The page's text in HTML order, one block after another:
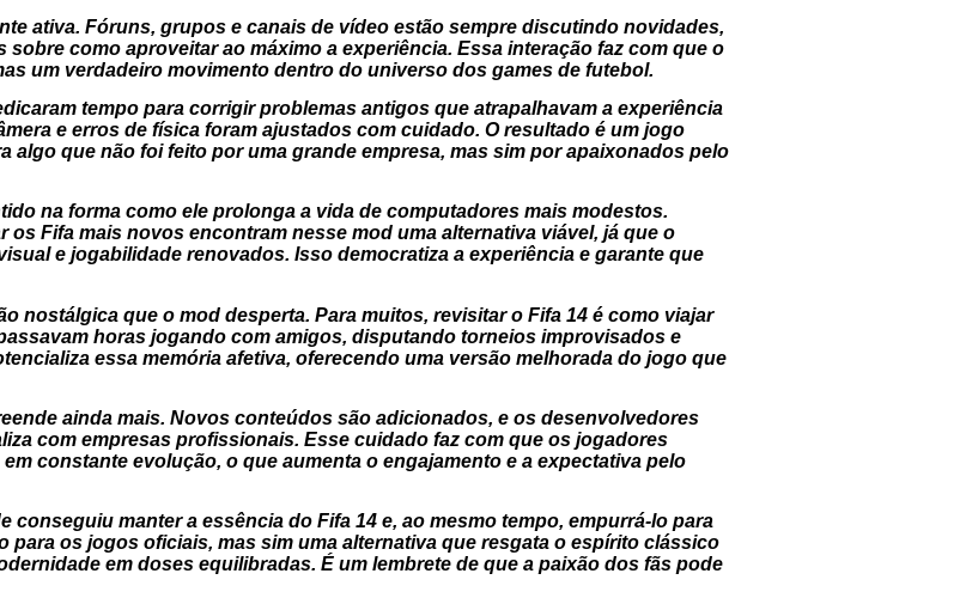
ativa. Fóruns, grupos e canais de vídeo estão sempre discutindo novidades,
como aproveitar ao máximo a experiência. Essa interação faz com que o
um verdadeiro movimento dentro do universo dos games de futebol.
tempo para corrigir problemas antigos que atrapalhavam a experiência
e erros de física foram ajustados com cuidado. O resultado é um jogo
algo que não foi feito por uma grande empresa, mas sim por apaixonados pelo
na forma como ele prolonga a vida de computadores mais modestos.
Fifa mais novos encontram nesse mod uma alternativa viável, já que o
e jogabilidade renovados. Isso democratiza a experiência e garante que
nostálgica que o mod desperta. Para muitos, revisitar o Fifa 14 é como viajar
horas jogando com amigos, disputando torneios improvisados e
essa memória afetiva, oferecendo uma versão melhorada do jogo que
ainda mais. Novos conteúdos são adicionados, e os desenvolvedores
com empresas profissionais. Esse cuidado faz com que os jogadores
constante evolução, o que aumenta o engajamento e a expectativa pelo
conseguiu manter a essência do Fifa 14 e, ao mesmo tempo, empurrá-lo para
para os jogos oficiais, mas sim uma alternativa que resgata o espírito clássico
em doses equilibradas. É um lembrete de que a paixão dos fãs pode